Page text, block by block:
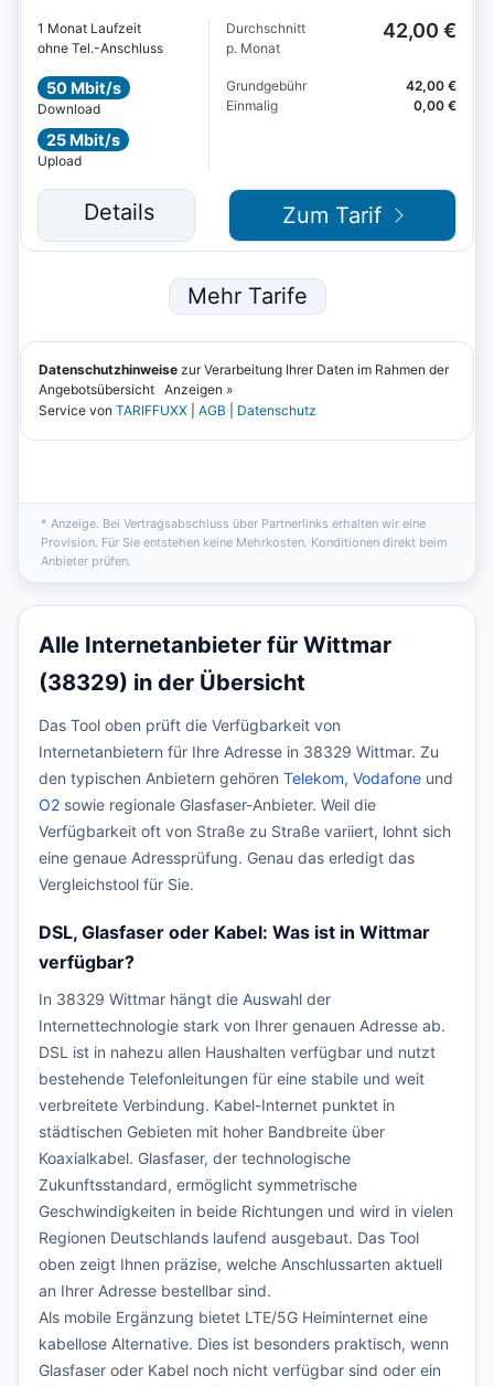
* Anzeige. Bei Vertragsabschluss über Partnerlinks erhalten wir eine
Provision. Für Sie entstehen keine Mehrkosten. Konditionen direkt beim
Anbieter prüfen.
Alle Internetanbieter für Wittmar
(38329) in der Übersicht
Das Tool oben prüft die Verfügbarkeit von
Internetanbietern für Ihre Adresse in 38329 Wittmar. Zu
den typischen Anbietern gehören Telekom, Vodafone und
O2 sowie regionale Glasfaser-Anbieter. Weil die
Verfügbarkeit oft von Straße zu Straße variiert, lohnt sich
eine genaue Adressprüfung. Genau das erledigt das
Vergleichstool für Sie.
DSL, Glasfaser oder Kabel: Was ist in Wittmar
verfügbar?
In 38329 Wittmar hängt die Auswahl der
Internettechnologie stark von Ihrer genauen Adresse ab.
DSL ist in nahezu allen Haushalten verfügbar und nutzt
bestehende Telefonleitungen für eine stabile und weit
verbreitete Verbindung. Kabel-Internet punktet in
städtischen Gebieten mit hoher Bandbreite über
Koaxialkabel. Glasfaser, der technologische
Zukunftsstandard, ermöglicht symmetrische
Geschwindigkeiten in beide Richtungen und wird in vielen
Regionen Deutschlands laufend ausgebaut. Das Tool
oben zeigt Ihnen präzise, welche Anschlussarten aktuell
an Ihrer Adresse bestellbar sind.
Als mobile Ergänzung bietet LTE/5G Heiminternet eine
kabellose Alternative. Dies ist besonders praktisch, wenn
Glasfaser oder Kabel noch nicht verfügbar sind oder ein